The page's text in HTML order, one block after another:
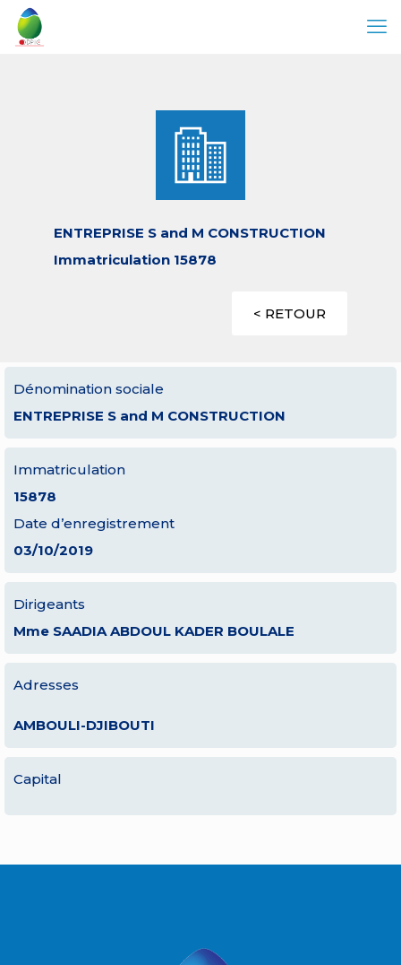
ENTREPRISE S and M CONSTRUCTION
Immatriculation 15878
< RETOUR
Dénomination sociale
ENTREPRISE S and M CONSTRUCTION
Immatriculation
15878
Date d’enregistrement
03/10/2019
Dirigeants
Mme SAADIA ABDOUL KADER BOULALE
Adresses
AMBOULI-DJIBOUTI
Capital